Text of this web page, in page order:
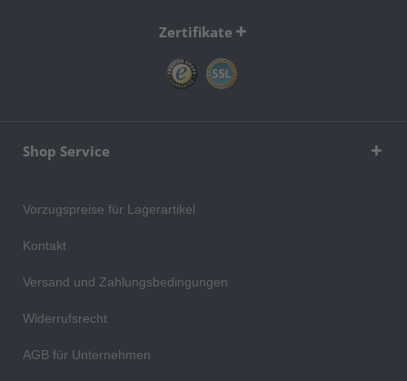
Zertifikate
Shop Service
Vorzugspreise für Lagerartikel
Kontakt
Versand und Zahlungsbedingungen
Widerrufsrecht
AGB für Unternehmen